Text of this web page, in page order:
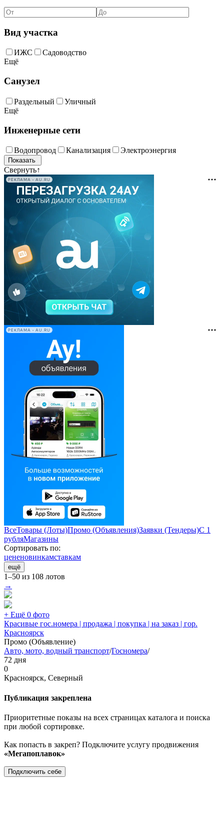
Вид участка
ИЖС
Садоводство
Ещё
Санузел
Раздельный
Уличный
Ещё
Инженерные сети
Водопровод Канализация Электроэнергия
Свернуть↑
РЕКЛАМА • AU.RU
РЕКЛАМА • AU.RU
ВсеТовары (Лоты)Промо (Объявления)Заявки (Тендеры)С 1
рубляМагазины
Сортировать по:
цененовинкамставкам
ещё
1–50 из 108 лотов
→
+ Ещё 0 фото
Красивые гос.номера | продажа | покупка | на заказ | гор.
Красноярск
Промо (Объявление)
Авто, мото, водный транспорт/Госномера/
72 дня
0
Красноярск, Северный
Публикация закреплена
Приоритетные показы на всех страницах каталога и поиска
при любой сортировке.
Как попасть в закреп? Подключите услугу продвижения
«Мегапоплавок»
Подключить себе